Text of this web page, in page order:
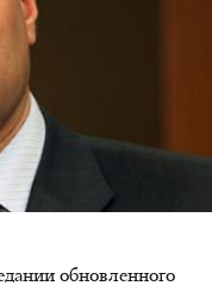
обновленного